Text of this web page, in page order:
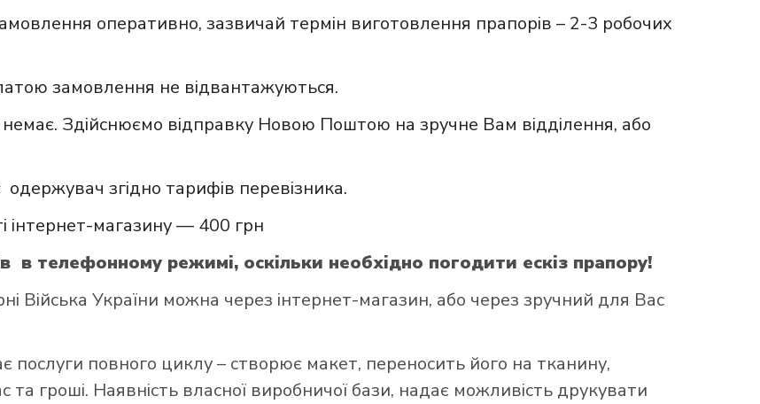
оперативно, зазвичай термін виготовлення прапорів – 2-3 робочих
замовлення не відвантажуються.
немає. Здійснюємо відправку Новою Поштою на зручне Вам відділення, або
згідно тарифів перевізника.
інтернет-магазину — 400 грн
телефонному режимі, оскільки необхідно погодити ескіз прапору!
України можна через інтернет-магазин, або через зручний для Вас
послуги повного циклу – створює макет, переносить його на тканину,
гроші. Наявність власної виробничої бази, надає можливість друкувати